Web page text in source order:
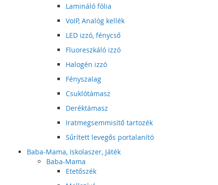
Lamináló fólia
VoIP, Analóg kellék
LED izzó, fénycső
Fluoreszkáló izzó
Halogén izzó
Fényszalag
Csuklótámasz
Deréktámasz
Iratmegsemmisítő tartozék
Sűrített levegős portalanító
Baba-Mama, Iskolaszer, Játék
Baba-Mama
Etetőszék